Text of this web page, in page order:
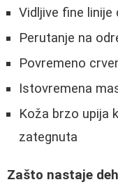
Vidljive fine linije
Perutanje na
Povremeno
Istovremena
Koža brzo upija
zategnuta
Zašto nastaje